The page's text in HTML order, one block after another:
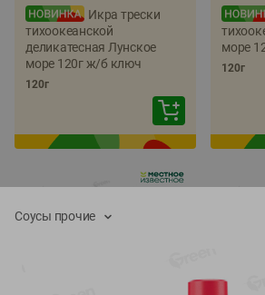
Икра трески
тихоокеанской
деликатесная Лунское
море 120г ж/б ключ
120г
море
120г
Соусы прочие